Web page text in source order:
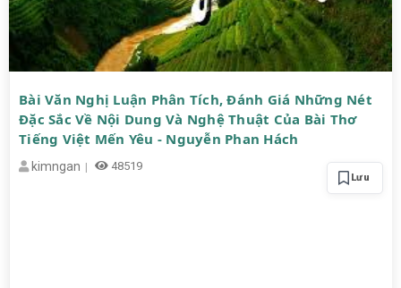
Bài Văn Nghị Luận Phân Tích, Đánh Giá Những Nét
Đặc Sắc Về Nội Dung Và Nghệ Thuật Của Bài Thơ
Tiếng Việt Mến Yêu - Nguyễn Phan Hách
kimngan 48519
Lưu